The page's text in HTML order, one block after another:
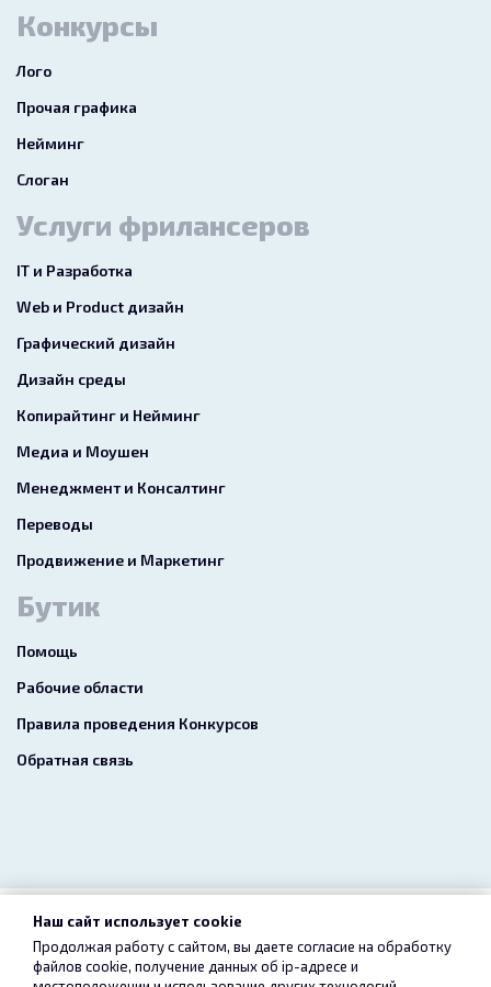
Конкурсы
Лого
Прочая графика
Нейминг
Слоган
Услуги фрилансеров
IT и Разработка
Web и Product дизайн
Графический дизайн
Дизайн среды
Копирайтинг и Нейминг
Медиа и Моушен
Менеджмент и Консалтинг
Переводы
Продвижение и Маркетинг
Бутик
Помощь
Рабочие области
Правила проведения Конкурсов
Обратная связь
2026 freelance.boutique
Пользовательское соглашение Конфиденциальность
Наш сайт использует cookie
Продолжая работу с сайтом, вы даете согласие на обработку
файлов cookie, получение данных об ip-адресе и